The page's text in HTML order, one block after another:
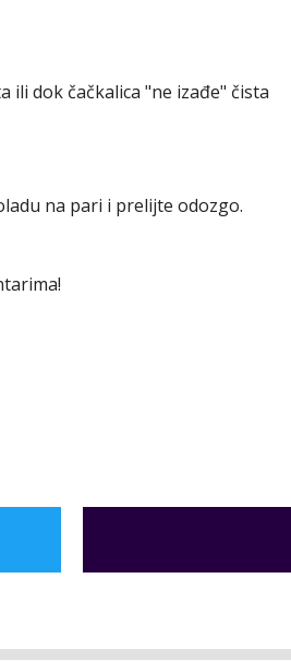
ili dok čačkalica "ne izađe" čista
na pari i prelijte odozgo.